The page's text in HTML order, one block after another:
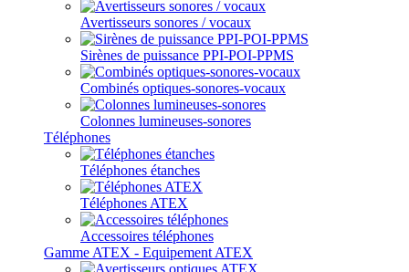
Avertisseurs sonores / vocaux
Sirènes de puissance PPI-POI-PPMS
Combinés optiques-sonores-vocaux
Colonnes lumineuses-sonores
Téléphones
Téléphones étanches
Téléphones ATEX
Accessoires téléphones
Gamme ATEX - Equipement ATEX